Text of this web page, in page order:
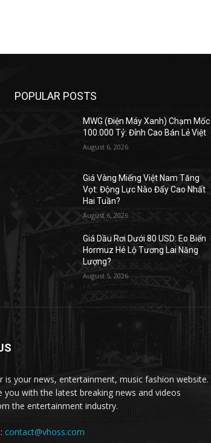
POPULAR POSTS
MWG (Điện Máy Xanh) Chạm Mốc
100.000 Tỷ: Đỉnh Cao Bán Lẻ Việt
August 6, 2026
Giá Vàng Miếng Việt Nam Tăng
Vọt: Động Lực Nào Đẩy Cao Nhất
Hai Tuần?
August 6, 2026
Giá Dầu Rơi Dưới 80 USD: Eo Biển
Hormuz Hé Lộ Tương Lai Năng
Lượng?
August 5, 2026
is your news, entertainment, music fashion website.
you with the latest breaking news and videos
the entertainment industry.
contact@vhoss.com